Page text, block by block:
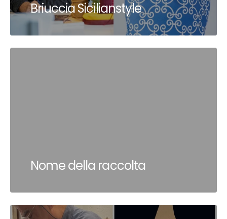
Briuccia Sicilianstyle
Nome della raccolta